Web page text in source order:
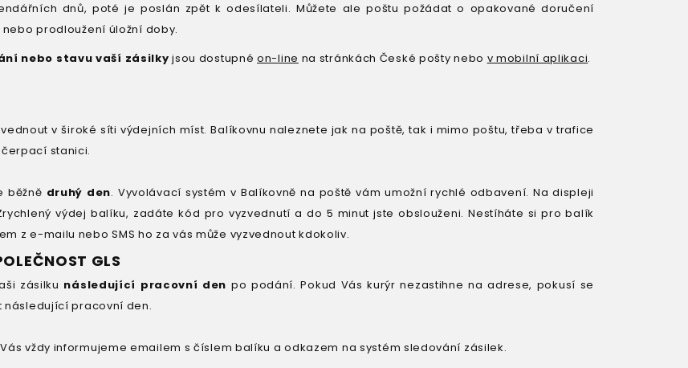
dnů, poté je poslán zpět k odesílateli. Můžete ale poštu požádat o opakované doručení
nebo prodloužení úložní doby.
nebo stavu vaší zásilky jsou dostupné on-line na stránkách České pošty nebo v mobilní aplikaci.
v široké síti výdejních míst. Balíkovnu naleznete jak na poště, tak i mimo poštu, třeba v trafice
stanici.
běžně druhý den. Vyvolávací systém v Balíkovně na poště vám umožní rychlé odbavení. Na displeji
výdej balíku, zadáte kód pro vyzvednutí a do 5 minut jste obslouženi. Nestíháte si pro balík
z e-mailu nebo SMS ho za vás může vyzvednout kdokoliv.
GLS
zásilku následující pracovní den po podání. Pokud Vás kurýr nezastihne na adrese, pokusí se
následující pracovní den.
vždy informujeme emailem s číslem balíku a odkazem na systém sledování zásilek.